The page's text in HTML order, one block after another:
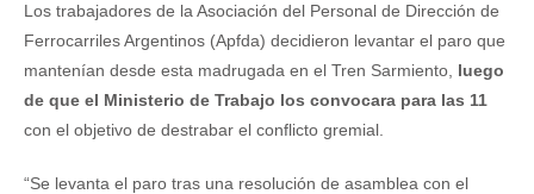
Los trabajadores de la Asociación del Personal de Dirección de
Ferrocarriles Argentinos (Apfda) decidieron levantar el paro que
mantenían desde esta madrugada en el Tren Sarmiento, luego
de que el Ministerio de Trabajo los convocara para las 11
con el objetivo de destrabar el conflicto gremial.
“Se levanta el paro tras una resolución de asamblea con el